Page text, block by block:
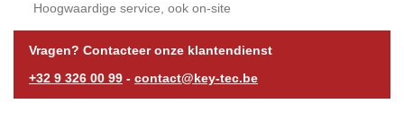
Hoogwaardige service, ook on-site
Vragen? Contacteer onze klantendienst
+32 9 326 00 99 - contact@key-tec.be